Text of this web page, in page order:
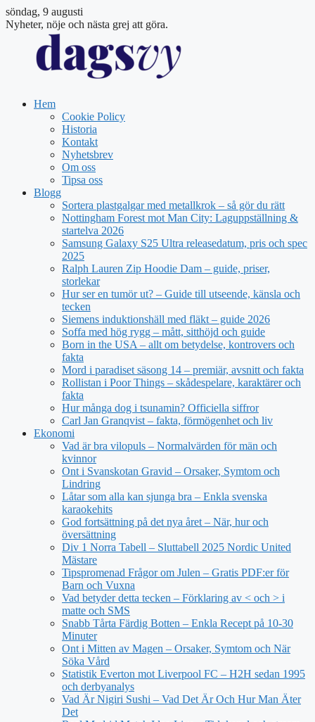
söndag, 9 augusti
Nyheter, nöje och nästa grej att göra.
Hem
Cookie Policy
Historia
Kontakt
Nyhetsbrev
Om oss
Tipsa oss
Blogg
Sortera plastgalgar med metallkrok – så gör du rätt
Nottingham Forest mot Man City: Laguppställning &
startelva 2026
Samsung Galaxy S25 Ultra releasedatum, pris och spec
2025
Ralph Lauren Zip Hoodie Dam – guide, priser,
storlekar
Hur ser en tumör ut? – Guide till utseende, känsla och
tecken
Siemens induktionshäll med fläkt – guide 2026
Soffa med hög rygg – mått, sitthöjd och guide
Born in the USA – allt om betydelse, kontrovers och
fakta
Mord i paradiset säsong 14 – premiär, avsnitt och fakta
Rollistan i Poor Things – skådespelare, karaktärer och
fakta
Hur många dog i tsunamin? Officiella siffror
Carl Jan Granqvist – fakta, förmögenhet och liv
Ekonomi
Vad är bra vilopuls – Normalvärden för män och
kvinnor
Ont i Svanskotan Gravid – Orsaker, Symtom och
Lindring
Låtar som alla kan sjunga bra – Enkla svenska
karaokehits
God fortsättning på det nya året – När, hur och
översättning
Div 1 Norra Tabell – Sluttabell 2025 Nordic United
Mästare
Tipspromenad Frågor om Julen – Gratis PDF:er för
Barn och Vuxna
Vad betyder detta tecken – Förklaring av < och > i
matte och SMS
Snabb Tårta Färdig Botten – Enkla Recept på 10-30
Minuter
Ont i Mitten av Magen – Orsaker, Symtom och När
Söka Vård
Statistik Everton mot Liverpool FC – H2H sedan 1995
och derbyanalys
Vad Är Nigiri Sushi – Vad Det Är Och Hur Man Äter
Det